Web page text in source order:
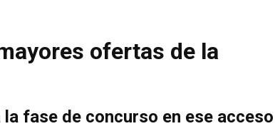
ofertas de la
fase de concurso en ese acceso